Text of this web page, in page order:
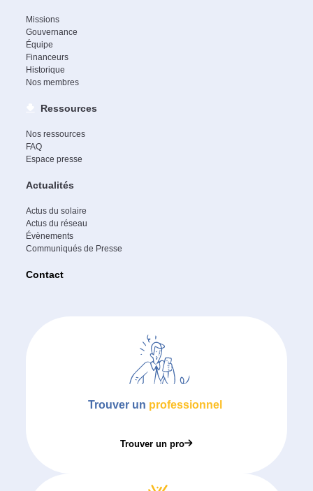
Missions
Gouvernance
Équipe
Financeurs
Historique
Nos membres
Ressources
Nos ressources
FAQ
Espace presse
Actualités
Actus du solaire
Actus du réseau
Évènements
Communiqués de Presse
Contact
Trouver un professionnel
Trouver un pro